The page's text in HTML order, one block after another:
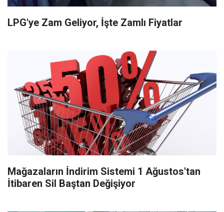
LPG'ye Zam Geliyor, İşte Zamlı Fiyatlar
Mağazaların İndirim Sistemi 1 Ağustos'tan
İtibaren Sil Baştan Değişiyor